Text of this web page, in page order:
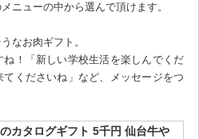
ニューの中から選んで頂けます。
なお肉ギフト。
！「新しい学校生活を楽しんでくだ
くださいね」など、メッセージをつ